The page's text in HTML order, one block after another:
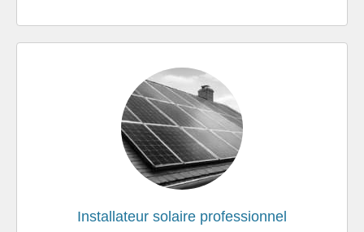
Installateur solaire professionnel